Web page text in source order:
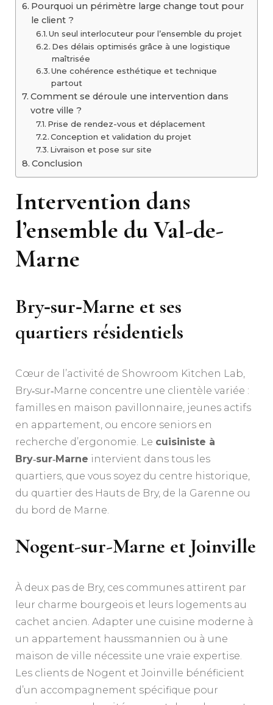
Pourquoi un périmètre large change tout pour
le client ?
Un seul interlocuteur pour l’ensemble du projet
Des délais optimisés grâce à une logistique
maîtrisée
Une cohérence esthétique et technique
partout
Comment se déroule une intervention dans
votre ville ?
Prise de rendez-vous et déplacement
Conception et validation du projet
Livraison et pose sur site
Conclusion
Intervention dans
l’ensemble du Val-de-
Marne
Bry‑sur‑Marne et ses
quartiers résidentiels
Cœur de l’activité de Showroom Kitchen Lab,
Bry‑sur‑Marne concentre une clientèle variée :
familles en maison pavillonnaire, jeunes actifs
en appartement, ou encore seniors en
recherche d’ergonomie. Le cuisiniste à
Bry‑sur‑Marne intervient dans tous les
quartiers, que vous soyez du centre historique,
du quartier des Hauts de Bry, de la Garenne ou
du bord de Marne.
Nogent-sur-Marne et Joinville
À deux pas de Bry, ces communes attirent par
leur charme bourgeois et leurs logements au
cachet ancien. Adapter une cuisine moderne à
un appartement haussmannien ou à une
maison de ville nécessite une vraie expertise.
Les clients de Nogent et Joinville bénéficient
d’un accompagnement spécifique pour